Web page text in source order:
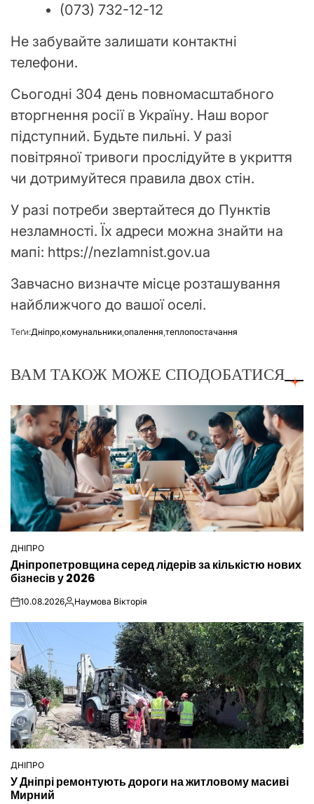
(073) 732-12-12
Не забувайте залишати контактні
телефони.
Сьогодні 304 день повномасштабного
вторгнення росії в Україну. Наш ворог
підступний. Будьте пильні. У разі
повітряної тривоги прослідуйте в укриття
чи дотримуйтеся правила двох стін.
У разі потреби звертайтеся до Пунктів
незламності. Їх адреси можна знайти на
мапі: https://nezlamnist.gov.ua
Завчасно визначте місце розташування
найближчого до вашої оселі.
Теґи:Дніпро комунальники опалення теплопостачання
ВАМ ТАКОЖ МОЖЕ СПОДОБАТИСЯ
ОПУБЛІКУВАТИ
У
ДНІПРО
Дніпропетровщина серед лідерів за кількістю нових
бізнесів у 2026
on10.08.2026Опубліковано
Наумова Вікторія
ОПУБЛІКУВАТИ
У
ДНІПРО
У Дніпрі ремонтують дороги на житловому масиві
Мирний